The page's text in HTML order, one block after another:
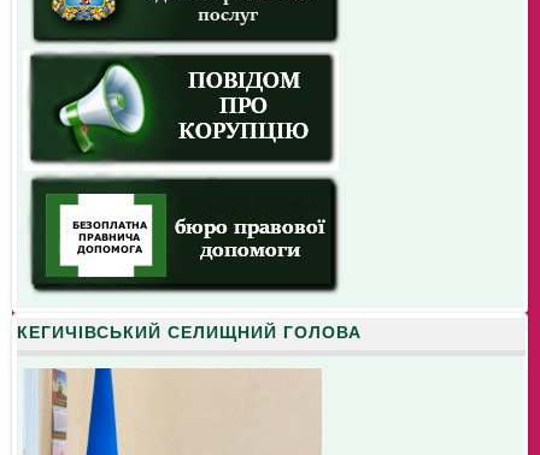
КЕГИЧІВСЬКИЙ СЕЛИЩНИЙ ГОЛОВА